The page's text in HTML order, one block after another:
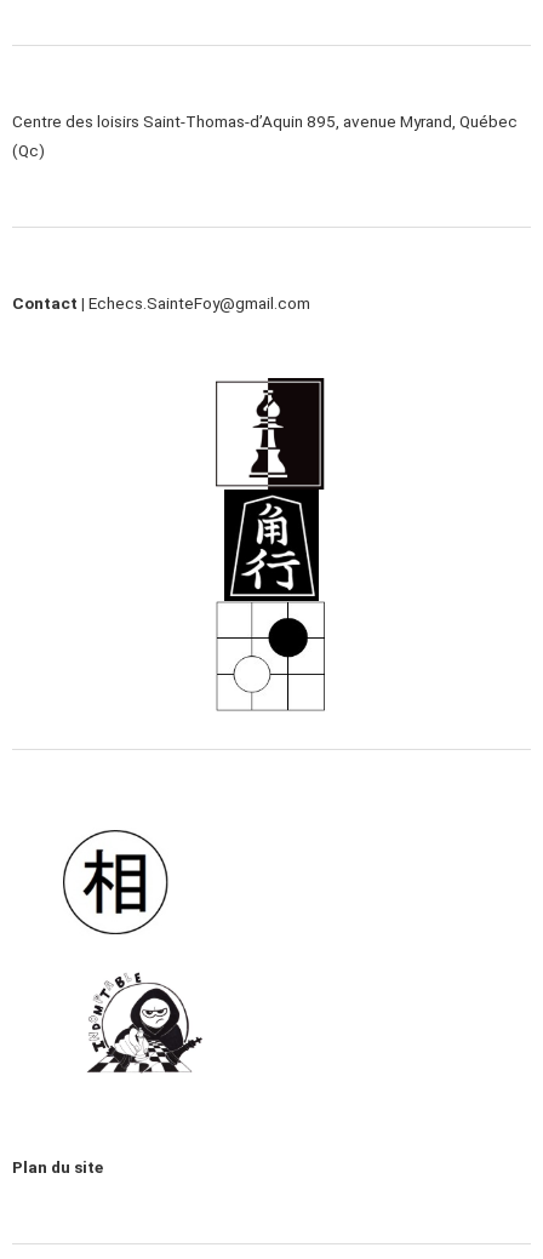
Centre des loisirs Saint-Thomas-d’Aquin 895, avenue Myrand, Québec
(Qc)
Contact | Echecs.SainteFoy@gmail.com
Plan du site